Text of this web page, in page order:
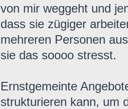
von mir weggeht und
dass sie zügiger
mehreren Personen
sie das soooo stresst.
Ernstgemeinte
strukturieren kann, um